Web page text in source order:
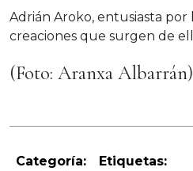
Adrián Aroko, entusiasta por
creaciones que surgen de
(Foto: Aranxa Albarrán)
Categoría:
Etiquetas: